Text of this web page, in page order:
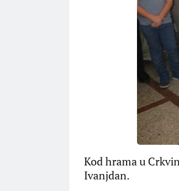
Kod hrama u
Ivanjdan.